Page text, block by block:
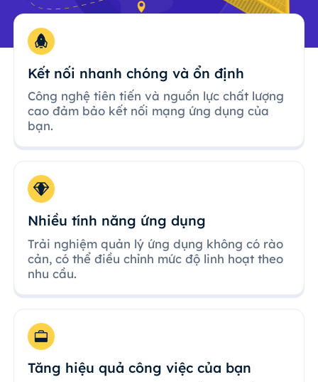
Kết nối nhanh chóng và ổn định
Công nghệ tiên tiến và nguồn lực chất lượng
cao đảm bảo kết nối mạng ứng dụng của
bạn.
Nhiều tính năng ứng dụng
Trải nghiệm quản lý ứng dụng không có rào
cản, có thể điều chỉnh mức độ linh hoạt theo
nhu cầu.
Tăng hiệu quả công việc của bạn